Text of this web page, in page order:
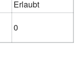
Erlaubt
0